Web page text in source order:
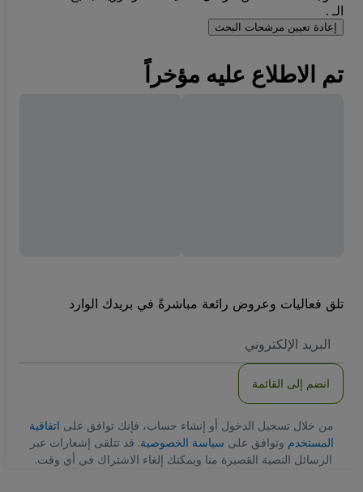
الـ .
إعادة تعيين مرشحات البحث
تم الاطلاع عليه مؤخراً
تلق فعاليات وعروض رائعة مباشرةً في بريدك الوارد
الاكتروني
انضم إلى القائمة
من خلال تسجيل الدخول أو إنشاء حساب، فإنك توافق على اتفاقية
المستخدم وتوافق على سياسة الخصوصية. قد تتلقى إشعارات عبر
الرسائل النصية القصيرة منا ويمكنك إلغاء الاشتراك في أي وقت.